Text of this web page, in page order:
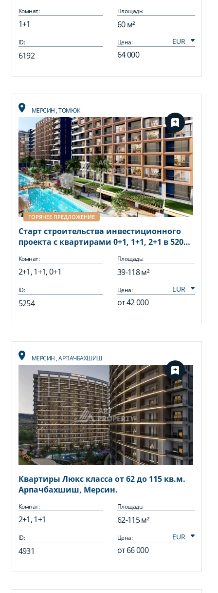
Комнат:
1+1
Площадь:
60 м²
ID:
6192
Цена:
64 000
МЕРСИН,ТОМЮК
ГОРЯЧЕЕ ПРЕДЛОЖЕНИЕ
Старт строительства инвестиционного
проекта с квартирами 0+1, 1+1, 2+1 в 520
Комнат:
2+1, 1+1, 0+1
Площадь:
39-118 м²
ID:
5254
Цена:
от42 000
МЕРСИН,АРПАЧБАХШИШ
Квартиры Люкс класса от 62 до 115 кв.м.
Арпачбахшиш, Мерсин.
Комнат:
2+1, 1+1
Площадь:
62-115 м²
ID:
4931
Цена:
от66 000